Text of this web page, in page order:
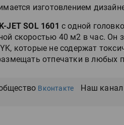
изготовлением
JET SOL 1601с одной
скоростью 40 м2 в час. Он
которые не содержат
отпечатки в любых
Вконтакте Наш канал